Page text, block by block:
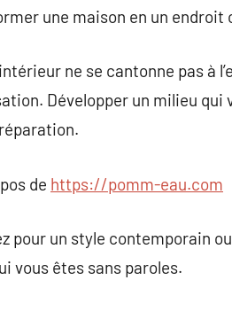
une maison en un endroit
ne se cantonne pas à
Développer un milieu
de https://pomm-eau.com
pour un style contemporain
vous êtes sans paroles.